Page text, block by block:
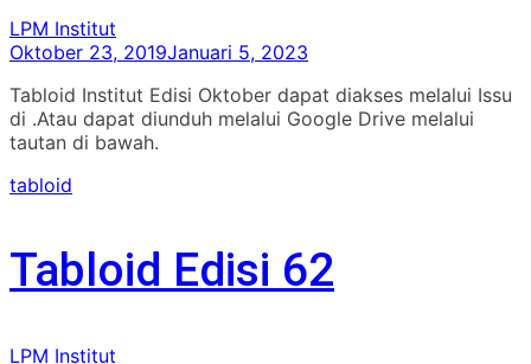
LPM Institut
Oktober 23, 2019Januari 5, 2023
Tabloid Institut Edisi Oktober dapat diakses melalui Issu
di .Atau dapat diunduh melalui Google Drive melalui
tautan di bawah.
tabloid
Tabloid Edisi 62
LPM Institut